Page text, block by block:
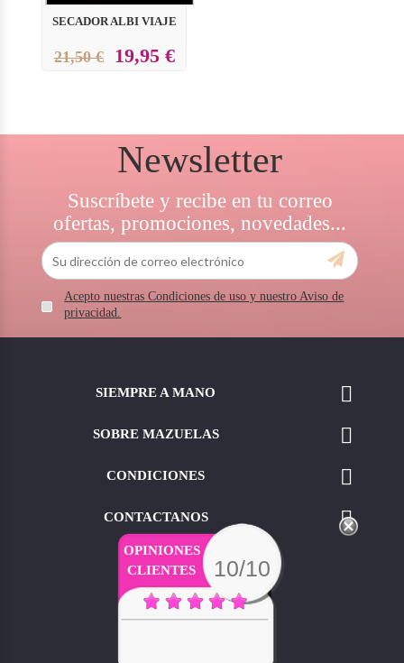
SECADOR ALBI VIAJE
21,50 € 19,95 €
Newsletter
Suscríbete y recibe en tu correo
ofertas, promociones, novedades...
Acepto nuestras Condiciones de uso y nuestro Aviso de
privacidad.
SIEMPRE A MANO 
SOBRE MAZUELAS 
CONDICIONES 
CONTACTANOS 
OPINIONES
CLIENTES
10/10